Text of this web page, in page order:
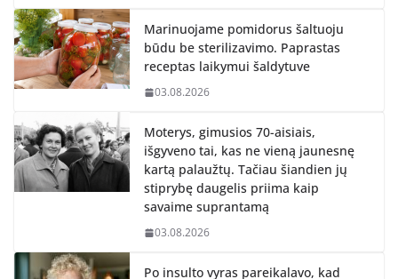
Marinuojame pomidorus šaltuoju
būdu be sterilizavimo. Paprastas
receptas laikymui šaldytuve
03.08.2026
Moterys, gimusios 70-aisiais,
išgyveno tai, kas ne vieną jaunesnę
kartą palaužtų. Tačiau šiandien jų
stiprybę daugelis priima kaip
savaime suprantamą
03.08.2026
Po insulto vyras pareikalavo, kad